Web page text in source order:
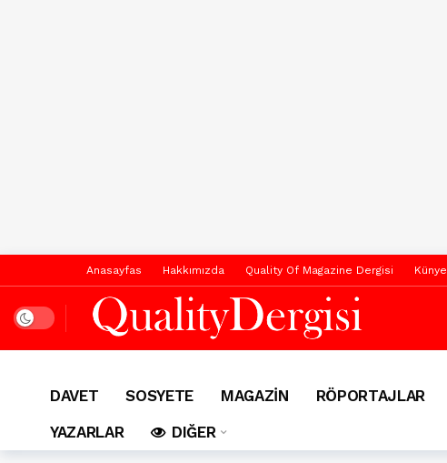
Anasayfas Hakkımızda Quality Of Magazine Dergisi Künye
Dark mode
DAVET SOSYETE MAGAZİN RÖPORTAJLAR
YAZARLAR
DIĞER